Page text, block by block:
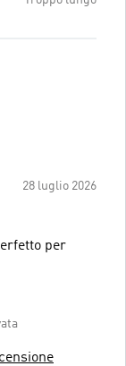
28 luglio 2026
per